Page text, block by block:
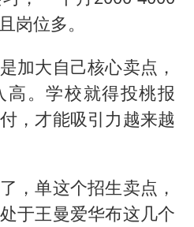
岗位多。
加大自己核心卖点，
。学校就得投桃报
，才能吸引力越来越
，单这个招生卖点，
于王曼爱华布这几个